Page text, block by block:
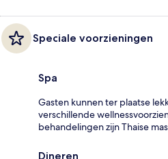
Speciale voorzieningen
Spa
Gasten kunnen ter plaatse
verschillende
behandelingen zijn Thaise
Dineren